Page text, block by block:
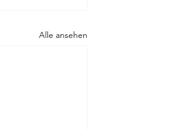
Alle ansehen